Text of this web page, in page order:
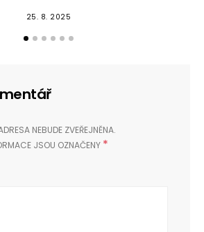
25. 8. 2025
NEBUDE ZVEŘEJNĚNA.
JSOU OZNAČENY *